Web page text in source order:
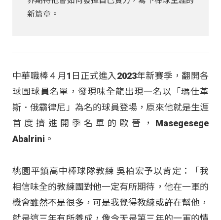
新篇章。
中華職棒４月1日正式進入2023年新賽季，翻開各
球團球員名單，發現味全龍出現一名以「瑪仕革
斯．俄霸律尼」為名的球員登場，原來他就是生涯
首度擠進開季名單的歐晉，Masegesege
Abalrini。
桃園平鎮高中棒球隊教練 吳柏宏予以肯定：「我
相信味全的教練團對他一定有所期待，他在一軍的
機會雖然不是很多，可是我覺得教練或許在幫他，